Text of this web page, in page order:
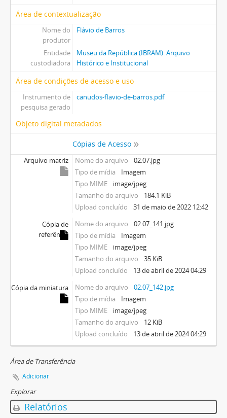
Área de contextualização
Nome do
produtor
Flávio de Barros
Entidade
custodiadora
Museu da República (IBRAM). Arquivo
Histórico e Institucional
Área de condições de acesso e uso
Instrumento de
pesquisa gerado
canudos-flavio-de-barros.pdf
Objeto digital metadados
Cópias de Acesso
Arquivo matriz Nome do arquivo
02.07.jpg
Tipo de mídia
Imagem
Tipo MIME
image/jpeg
Tamanho do arquivo
184.1 KiB
Upload concluído
31 de maio de 2022 12:42
Cópia de
referência
Nome do arquivo
02.07_141.jpg
Tipo de mídia
Imagem
Tipo MIME
image/jpeg
Tamanho do arquivo
35 KiB
Upload concluído
13 de abril de 2024 04:29
Cópia da miniatura
Nome do arquivo
02.07_142.jpg
Tipo de mídia
Imagem
Tipo MIME
image/jpeg
Tamanho do arquivo
12 KiB
Upload concluído
13 de abril de 2024 04:29
Área de Transferência
Adicionar
Explorar
Relatórios